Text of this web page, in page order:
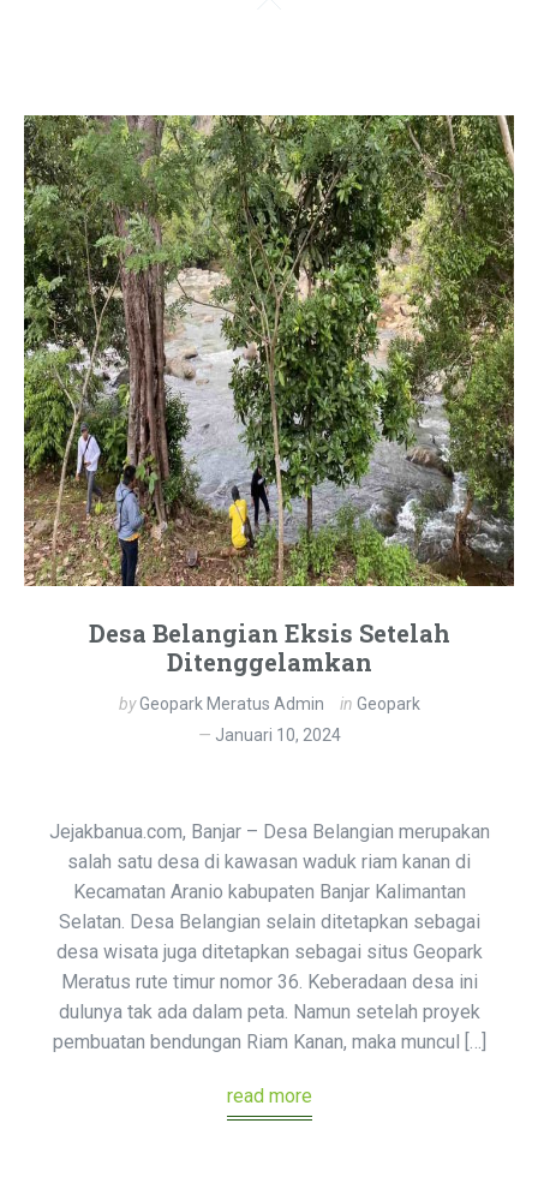
Desa Belangian Eksis Setelah
Ditenggelamkan
byGeopark Meratus Admin in Geopark
Januari 10, 2024
Jejakbanua.com, Banjar – Desa Belangian merupakan
salah satu desa di kawasan waduk riam kanan di
Kecamatan Aranio kabupaten Banjar Kalimantan
Selatan. Desa Belangian selain ditetapkan sebagai
desa wisata juga ditetapkan sebagai situs Geopark
Meratus rute timur nomor 36. Keberadaan desa ini
dulunya tak ada dalam peta. Namun setelah proyek
pembuatan bendungan Riam Kanan, maka muncul […]
read more